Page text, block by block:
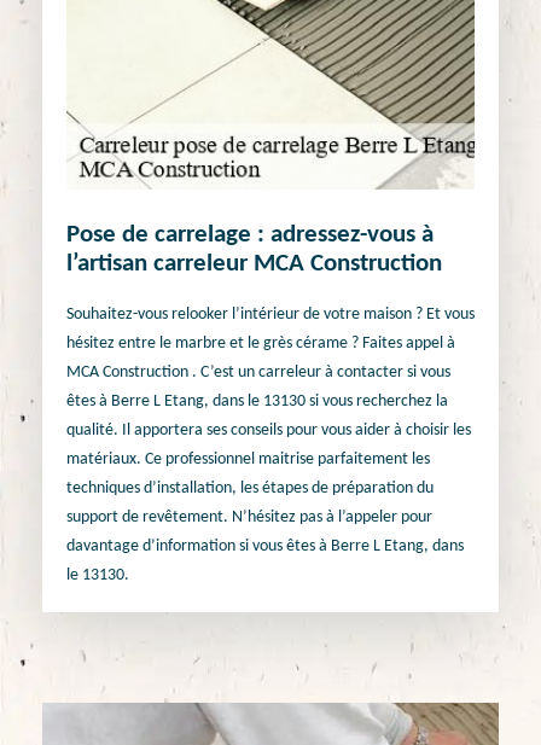
Pose de carrelage : adressez-vous à
l’artisan carreleur MCA Construction
Souhaitez-vous relooker l’intérieur de votre maison ? Et vous
hésitez entre le marbre et le grès cérame ? Faites appel à
MCA Construction . C’est un carreleur à contacter si vous
êtes à Berre L Etang, dans le 13130 si vous recherchez la
qualité. Il apportera ses conseils pour vous aider à choisir les
matériaux. Ce professionnel maitrise parfaitement les
techniques d’installation, les étapes de préparation du
support de revêtement. N’hésitez pas à l’appeler pour
davantage d’information si vous êtes à Berre L Etang, dans
le 13130.